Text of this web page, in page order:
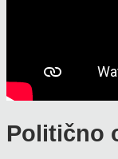
Politično